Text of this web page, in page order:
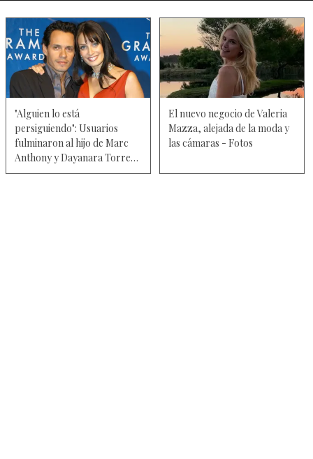
"Alguien lo está
persiguiendo": Usuarios
fulminaron al hijo de Marc
Anthony y Dayanara Torres
en su debut como modelo —
El nuevo negocio de Valeria
Mazza, alejada de la moda y
las cámaras - Fotos